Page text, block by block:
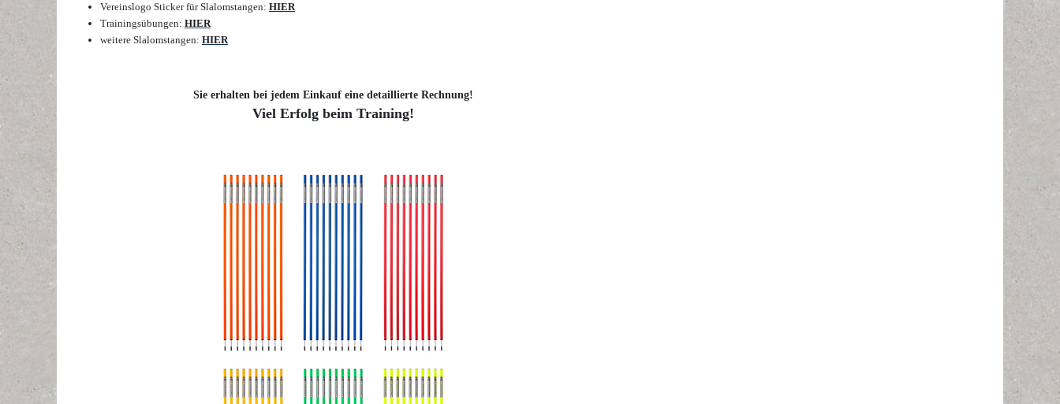
Vereinslogo Sticker für Slalomstangen: HIER
Trainingsübungen: HIER
weitere Slalomstangen: HIER
Sie erhalten bei jedem Einkauf eine detaillierte Rechnung!
Viel Erfolg beim Training!